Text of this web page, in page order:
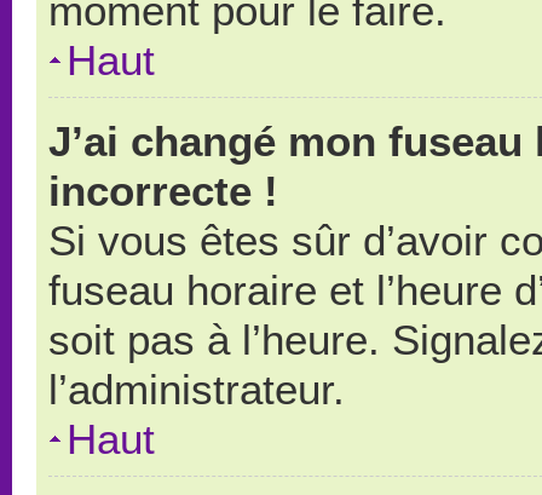
moment pour le faire.
Haut
J’ai changé mon
incorrecte !
Si vous êtes sûr d’avoir
fuseau horaire et l’heure
soit pas à l’heure.
l’administrateur.
Haut